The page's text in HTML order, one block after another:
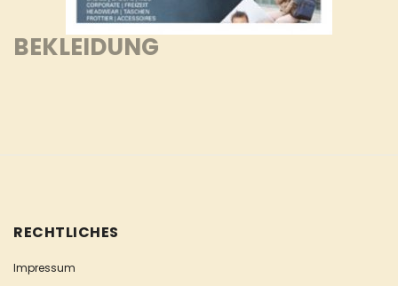
BEKLEIDUNG
RECHTLICHES
Impressum